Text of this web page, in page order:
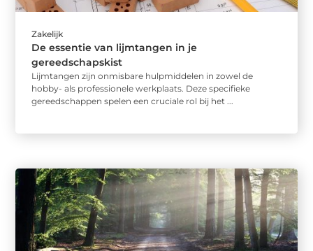
Zakelijk
De essentie van lijmtangen in je
gereedschapskist
Lijmtangen zijn onmisbare hulpmiddelen in zowel de
hobby- als professionele werkplaats. Deze specifieke
gereedschappen spelen een cruciale rol bij het ...